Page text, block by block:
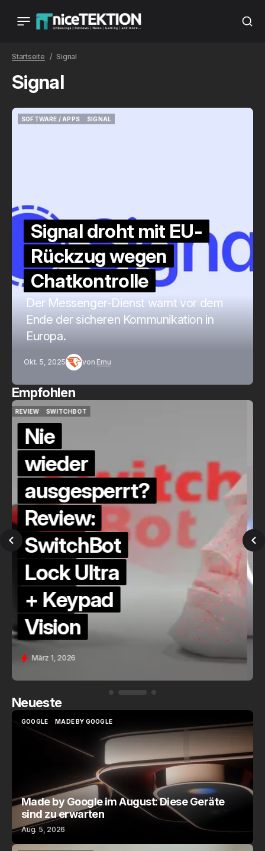
Startseite Signal
Signal
SOFTWARE / APPS
SIGNAL
Signal droht mit EU-
Rückzug wegen
Chatkontrolle
Der Messenger-Dienst warnt vor dem
Ende der sicheren Kommunikation in
Europa.
Okt. 5, 2025 von Emu
Empfohlen
QUICKCHECK
Die Alexa-
Alternative?
QuickCheck:
Home
Assistant
Voice (PE)
Feb. 9, 2026
Neueste
GOOGLE
GOOGLE
MADE BY GOOGLE
Made by Google im August: Diese Geräte
sind zu erwarten
Aug. 5, 2026